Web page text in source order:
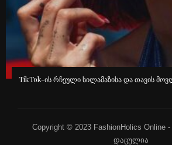
TikTok-ის რჩეული სილამაზისა და თავის
Copyright © 2023 FashionHolics
დაცულია